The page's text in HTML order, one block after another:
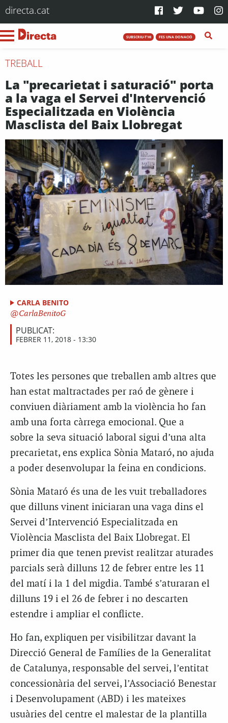
directa.cat
SUBSCRIU-T'HI FES UNA DONACIÓ
TREBALL
La "precarietat i saturació" porta
a la vaga el Servei d'Intervenció
Especialitzada en Violència
Masclista del Baix Llobregat
CARLA BENITO
CarlaBenitoG
PUBLICAT:
FEBRER 11, 2018 - 13:30
Totes les persones que treballen amb altres que
han estat maltractades per raó de gènere i
conviuen diàriament amb la violència ho fan
amb una forta càrrega emocional. Que a
sobre la seva situació laboral sigui d’una alta
precarietat, ens explica Sònia Mataró, no ajuda
a poder desenvolupar la feina en condicions.
Sònia Mataró és una de les vuit treballadores
que dilluns vinent iniciaran una vaga dins el
Servei d’Intervenció Especialitzada en
Violència Masclista del Baix Llobregat. El
primer dia que tenen previst realitzar aturades
parcials serà dilluns 12 de febrer entre les 11
del matí i la 1 del migdia. També s’aturaran el
dilluns 19 i el 26 de febrer i no descarten
estendre i ampliar el conflicte.
Ho fan, expliquen per visibilitzar davant la
Direcció General de Famílies de la Generalitat
de Catalunya, responsable del servei, l’entitat
concessionària del servei, l’Associació Benestar
i Desenvolupament (ABD) i les mateixes
usuàries del centre el malestar de la plantilla